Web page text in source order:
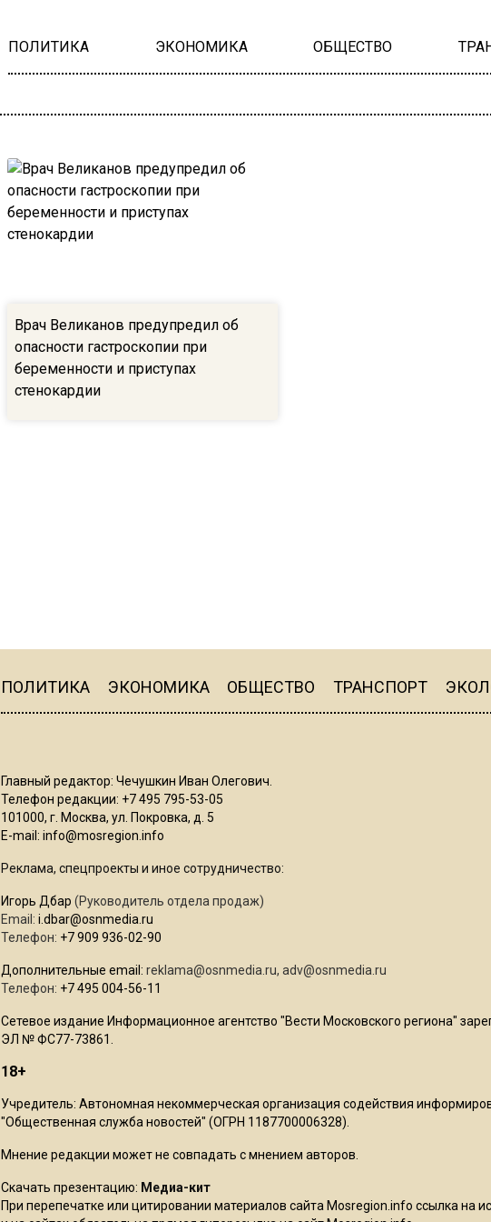
ПОЛИТИКА ЭКОНОМИКА ОБЩЕСТВО
Врач Великанов предупредил об
опасности гастроскопии при
беременности и приступах
стенокардии
ПОЛИТИКА ЭКОНОМИКА ОБЩЕСТВО ТРАНСПОРТ
Главный редактор: Чечушкин Иван Олегович.
Телефон редакции: +7 495 795-53-05
101000, г. Москва, ул. Покровка, д. 5
E-mail: info@mosregion.info
Реклама, спецпроекты и иное сотрудничество:
Игорь Дбар (Руководитель отдела продаж)
Email: i.dbar@osnmedia.ru
Телефон: +7 909 936-02-90
Дополнительные email: reklama@osnmedia.ru, adv@osnmedia.ru
Телефон: +7 495 004-56-11
Сетевое издание Информационное агентство "Вести Московского региона"
ЭЛ № ФС77-73861.
18+
Учредитель: Автономная некоммерческая организация содействия
"Общественная служба новостей" (ОГРН 1187700006328).
Мнение редакции может не совпадать с мнением авторов.
Скачать презентацию: Медиа-кит
При перепечатке или цитировании материалов сайта Mosregion.info ссылка на